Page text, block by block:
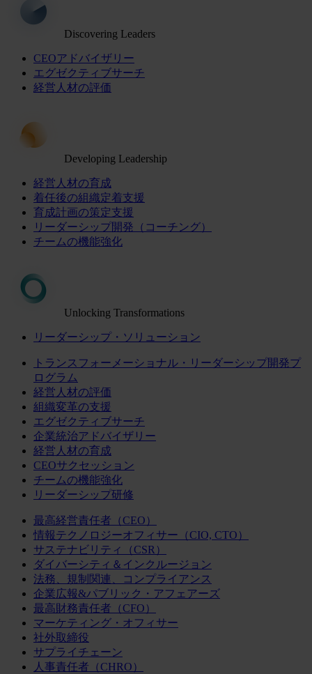
Discovering Leaders
CEOアドバイザリー
エグゼクティブサーチ
経営人材の評価
Developing Leadership
経営人材の育成
着任後の組織定着支援
育成計画の策定支援
リーダーシップ開発（コーチング）
チームの機能強化
Unlocking Transformations
リーダーシップ・ソリューション
トランスフォーメーショナル・リーダーシップ開発プ
ログラム
経営人材の評価
組織変革の支援
エグゼクティブサーチ
企業統治アドバイザリー
経営人材の育成
CEOサクセッション
チームの機能強化
リーダーシップ研修
最高経営責任者（CEO）
情報テクノロジーオフィサー（CIO, CTO）
サステナビリティ（CSR）
ダイバーシティ＆インクルージョン
法務、規制関連、コンプライアンス
企業広報&パブリック・アフェアーズ
最高財務責任者（CFO）
マーケティング・オフィサー
社外取締役
サプライチェーン
人事責任者（CHRO）